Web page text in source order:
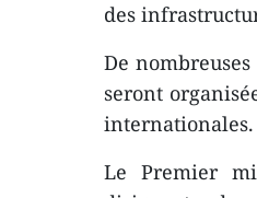
des
De
seront
internationales.
Le Premier